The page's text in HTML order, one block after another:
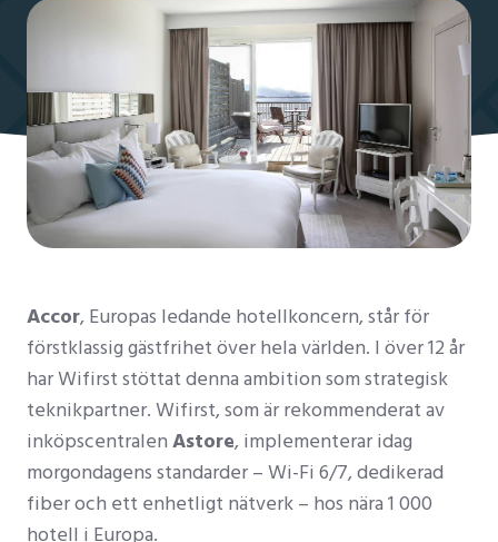
Accor, Europas ledande hotellkoncern, står för
förstklassig gästfrihet över hela världen. I över 12 år
har Wifirst stöttat denna ambition som strategisk
teknikpartner. Wifirst, som är rekommenderat av
inköpscentralen Astore, implementerar idag
morgondagens standarder – Wi-Fi 6/7, dedikerad
fiber och ett enhetligt nätverk – hos nära 1 000
hotell i Europa.